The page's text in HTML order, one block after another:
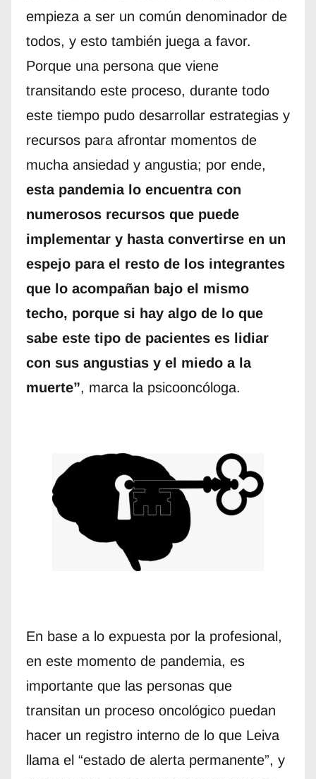
empieza a ser un común denominador de
todos, y esto también juega a favor.
Porque una persona que viene
transitando este proceso, durante todo
este tiempo pudo desarrollar estrategias y
recursos para afrontar momentos de
mucha ansiedad y angustia; por ende,
esta pandemia lo encuentra con
numerosos recursos que puede
implementar y hasta convertirse en un
espejo para el resto de los integrantes
que lo acompañan bajo el mismo
techo, porque si hay algo de lo que
sabe este tipo de pacientes es lidiar
con sus angustias y el miedo a la
muerte”, marca la psicooncóloga.
En base a lo expuesta por la profesional,
en este momento de pandemia, es
importante que las personas que
transitan un proceso oncológico puedan
hacer un registro interno de lo que Leiva
llama el “estado de alerta permanente”, y